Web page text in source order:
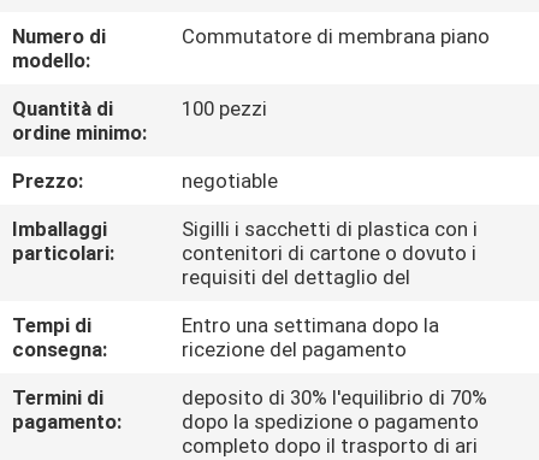
DELLA
FABBRICA
CONTROLLO
DI
QUALITÀ
CONTATTICI
RICHIEDA
UNA
Numero di
modello:
Commutatore di membrana piano
Quantità di
ordine minimo:
100 pezzi
Prezzo:
negotiable
Imballaggi
particolari:
Sigilli i sacchetti di plastica con i
contenitori di cartone o dovuto i
requisiti del dettaglio del
Tempi di
consegna:
Entro una settimana dopo la
ricezione del pagamento
Termini di
pagamento:
deposito di 30% l'equilibrio di 70%
dopo la spedizione o pagamento
completo dopo il trasporto di ari